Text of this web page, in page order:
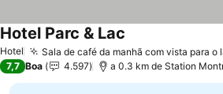
Hotel Sala de café da manhã com vista para o
Hotel Parc & Lac
7,7 Boa 4.597 a 0.3 km de Station